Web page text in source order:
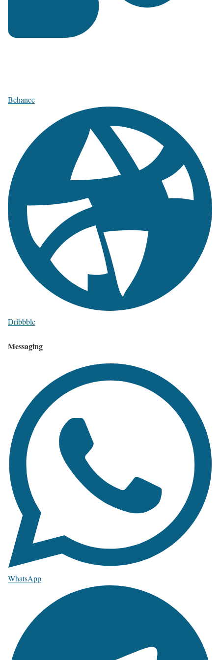
Behance
Dribbble
Messaging
WhatsApp